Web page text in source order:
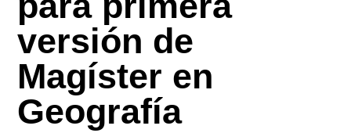
versión de
Magíster en
Geografía